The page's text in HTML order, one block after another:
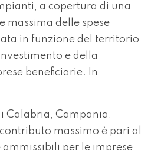
a copertura di una
massima delle spese
in funzione del territorio
e della
beneficiarie. In
Calabria, Campania,
massimo è pari al
ammissibili per le imprese